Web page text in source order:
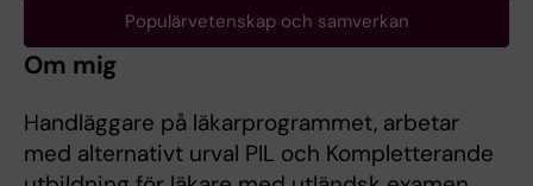
Populärvetenskap och samverkan
Om mig
Handläggare på läkarprogrammet, arbetar
med alternativt urval PIL och Kompletterande